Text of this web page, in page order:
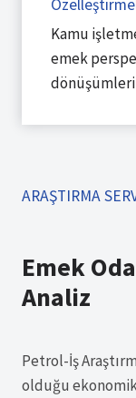
Kamu
emek
ARAŞTIRMA
Emek
Analiz
Petrol-İş
olduğu ekonomik